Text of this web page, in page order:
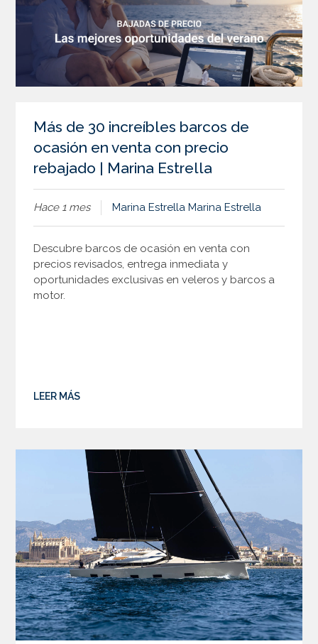
Más de 30 increíbles barcos de
ocasión en venta con precio
rebajado | Marina Estrella
Hace 1 mes Marina Estrella Marina Estrella
Descubre barcos de ocasión en venta con
precios revisados, entrega inmediata y
oportunidades exclusivas en veleros y barcos a
motor.
LEER MÁS